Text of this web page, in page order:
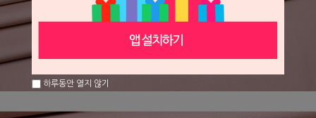
하루동안 열지 않기